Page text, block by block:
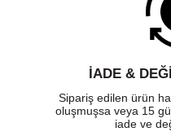
İADE &
Sipariş edilen ürün
oluşmuşsa veya 15
iade ve